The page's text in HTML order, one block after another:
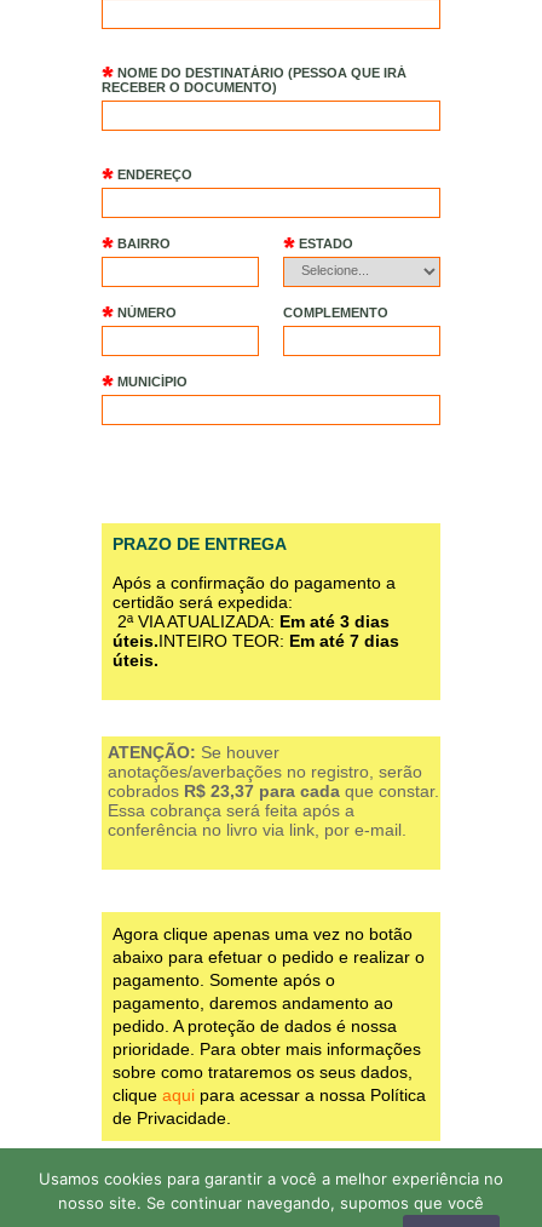
Usamos cookies para garantir a você a melhor experiência no
nosso site. Se continuar navegando, supomos que você
NOME DO DESTINATÁRIO (PESSOA QUE IRÁ
RECEBER O DOCUMENTO)
ENDEREÇO
BAIRRO ESTADO
NÚMERO COMPLEMENTO
MUNICÍPIO
PRAZO DE ENTREGA
Após a confirmação do pagamento a
certidão será expedida:
2ª VIA ATUALIZADA: Em até 3 dias
úteis.INTEIRO TEOR: Em até 7 dias
úteis.
ATENÇÃO: Se houver
anotações/averbações no registro, serão
cobrados R$ 23,37 para cada que constar.
Essa cobrança será feita após a
conferência no livro via link, por e-mail.
Agora clique apenas uma vez no botão
abaixo para efetuar o pedido e realizar o
pagamento. Somente após o
pagamento, daremos andamento ao
pedido. A proteção de dados é nossa
prioridade. Para obter mais informações
sobre como trataremos os seus dados,
clique aqui para acessar a nossa Política
de Privacidade.